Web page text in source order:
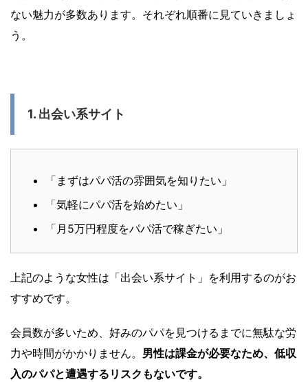
ない魅力が多数あります。それぞれ順番に見ていきましょ
う。
1. 出会い系サイト
「まずはパパ活の雰囲気を知りたい」
「気軽にパパ活を始めたい」
「月5万円程度をパパ活で稼ぎたい」
上記のような女性は「出会い系サイト」を利用するのがお
すすめです。
会員数が多いため、好みのパパを見つけるまでに無駄な労
力や時間がかかりません。 男性は課金が必要なため、低収
入のパパと遭遇するリスクもないです。